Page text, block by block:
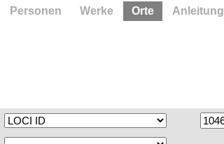
Personen Werke Orte Anleitung